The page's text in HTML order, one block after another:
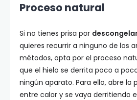
Proceso natural
Si no tienes prisa por
quieres recurrir a ninguno de los
métodos, opta por el proceso
que el hielo se derrita poco a
ningún aparato. Para ello, abre la
entre calor y se vaya derritiendo